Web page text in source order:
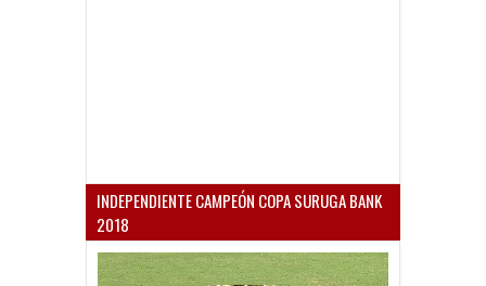
INDEPENDIENTE CAMPEÓN COPA SURUGA BANK
2018